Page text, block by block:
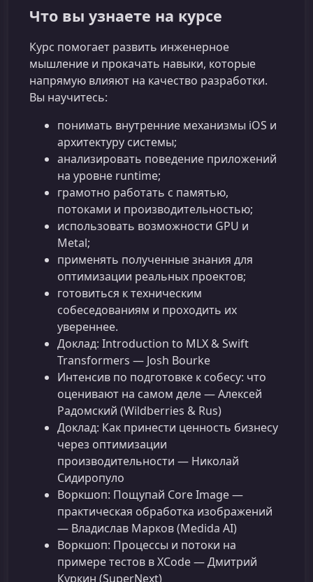
Что вы узнаете на курсе
Курс помогает развить инженерное
мышление и прокачать навыки, которые
напрямую влияют на качество разработки.
Вы научитесь:
понимать внутренние механизмы iOS и
архитектуру системы;
анализировать поведение приложений
на уровне runtime;
грамотно работать с памятью,
потоками и производительностью;
использовать возможности GPU и
Metal;
применять полученные знания для
оптимизации реальных проектов;
готовиться к техническим
собеседованиям и проходить их
увереннее.
Доклад: Introduction to MLX & Swift
Transformers — Josh Bourke
Интенсив по подготовке к собесу: что
оценивают на самом деле — Алексей
Радомский (Wildberries & Rus)
Доклад: Как принести ценность бизнесу
через оптимизации
производительности — Николай
Сидиропуло
Воркшоп: Пощупай Core Image —
практическая обработка изображений
— Владислав Марков (Medida AI)
Воркшоп: Процессы и потоки на
примере тестов в XCode — Дмитрий
Куркин (SuperNext)